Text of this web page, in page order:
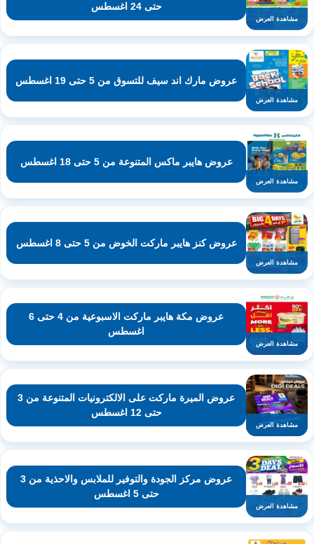
مشاهدة العرض
حتى 24 اغسطس
مشاهدة العرض
عروض مارك اند سيف للتسوق من 5 حتى 19 اغسطس
مشاهدة العرض
عروض هايبر ماكس المتنوعة من 5 حتى 18 اغسطس
مشاهدة العرض
عروض كنز هايبر ماركت الخوض من 5 حتى 8 اغسطس
مشاهدة العرض
عروض مكة هايبر ماركت الاسبوعية من 4 حتى 6
اغسطس
مشاهدة العرض
عروض الميرة ماركت على الالكترونيات المتنوعة من 3
حتى 12 اغسطس
مشاهدة العرض
عروض مركز الجودة والتوفير للملابس والاحذية من 3
حتى 5 اغسطس